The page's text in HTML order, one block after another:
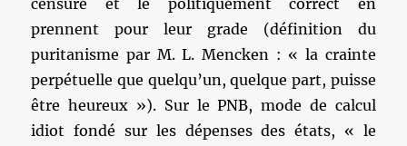
censure et le politiquement correct en
prennent pour leur grade (définition du
puritanisme par M. L. Mencken : « la crainte
perpétuelle que quelqu’un, quelque part, puisse
être heureux »). Sur le PNB, mode de calcul
idiot fondé sur les dépenses des états, « le